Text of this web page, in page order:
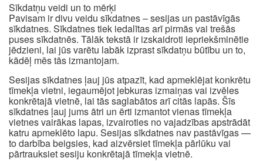
Sīkdatņu veidi un to mērķi
Pavisam ir divu veidu sīkdatnes – sesijas un pastāvīgās
sīkdatnes. Sīkdatnes tiek iedalītas arī pirmās vai trešās
puses sīkdatnēs. Tālāk tekstā ir izskaidroti iepriekšminētie
jēdzieni, lai jūs varētu labāk izprast sīkdatņu būtību un to,
kādēļ mēs tās izmantojam.
Sesijas sīkdatnes ļauj jūs atpazīt, kad apmeklējat konkrētu
tīmekļa vietni, iegaumējot jebkuras izmaiņas vai izvēles
konkrētajā vietnē, lai tās saglabātos arī citās lapās. Šīs
sīkdatnes ļauj jums ātri un ērti izmantot vienas tīmekļa
vietnes vairākas lapas, izvairoties no vajadzības apstrādāt
katru apmeklēto lapu. Sesijas sīkdatnes nav pastāvīgas —
to darbība beigsies, kad aizvērsiet tīmekļa pārlūku vai
pārtrauksiet sesiju konkrētajā tīmekļa vietnē.